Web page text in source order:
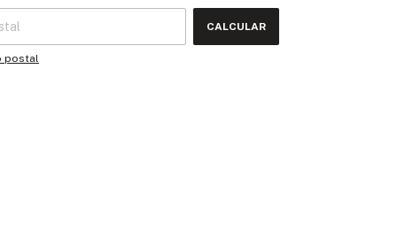
CALCULAR
postal